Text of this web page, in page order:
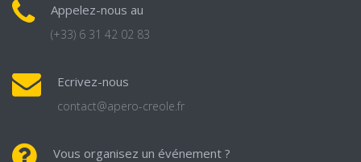
Appelez-nous au
(+33) 6 31 42 02 83
Ecrivez-nous
contact@apero-creole.fr
Vous organisez un événement ?